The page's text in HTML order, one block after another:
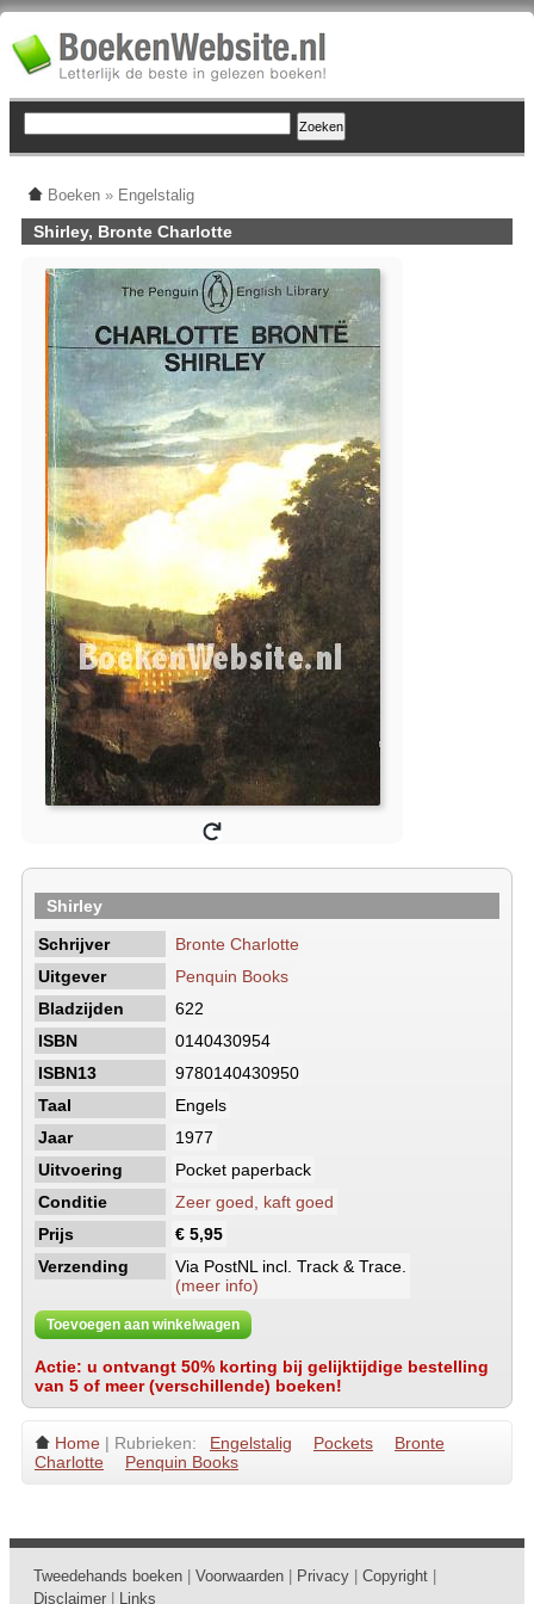
Boeken » Engelstalig
Shirley, Bronte Charlotte
Shirley
Schrijver
Bronte Charlotte
Uitgever
Penquin Books
Bladzijden
622
ISBN
0140430954
ISBN13
9780140430950
Taal
Engels
Jaar
1977
Uitvoering
Pocket paperback
Conditie
Zeer goed, kaft goed
Prijs
€ 5,95
Verzending
Via PostNL incl. Track & Trace.
(meer info)
Toevoegen aan winkelwagen
Actie: u ontvangt 50% korting bij gelijktijdige bestelling
van 5 of meer (verschillende) boeken!
Home | Rubrieken: Engelstalig Pockets
Bronte
Charlotte
Penquin Books
Tweedehands boeken Voorwaarden Privacy Copyright
Disclaimer
Links